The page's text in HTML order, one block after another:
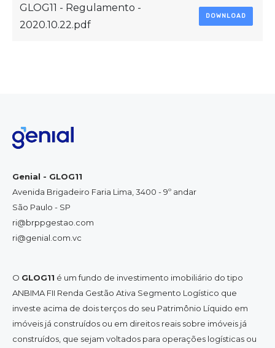
GLOG11 - Regulamento -
2020.10.22.pdf
DOWNLOAD
Genial - GLOG11
Avenida Brigadeiro Faria Lima, 3400 - 9º andar
São Paulo - SP
ri@brppgestao.com
ri@genial.com.vc
O GLOG11 é um fundo de investimento imobiliário do tipo
ANBIMA FII Renda Gestão Ativa Segmento Logístico que
investe acima de dois terços do seu Patrimônio Líquido em
imóveis já construídos ou em direitos reais sobre imóveis já
construídos, que sejam voltados para operações logísticas ou